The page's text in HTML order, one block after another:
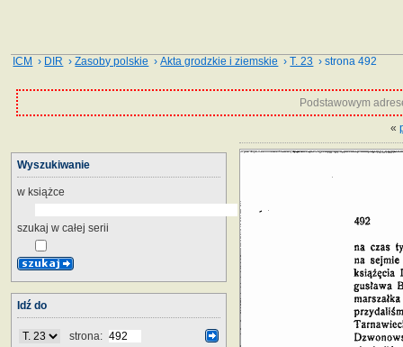
ICM › DIR ›Zasoby polskie ›Akta grodzkie i ziemskie ›T. 23 › strona 492
Podstawowym
«
Wyszukiwanie
w książce
szukaj w całej serii
Idź do
strona: